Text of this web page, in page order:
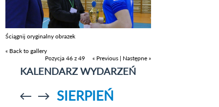
Ściągnij oryginalny obrazek
« Back to gallery
Pozycja 46 z 49
« Previous | Następne »
KALENDARZ WYDARZEŃ
Przejdź doPrzejdź do
SIERPIEŃ